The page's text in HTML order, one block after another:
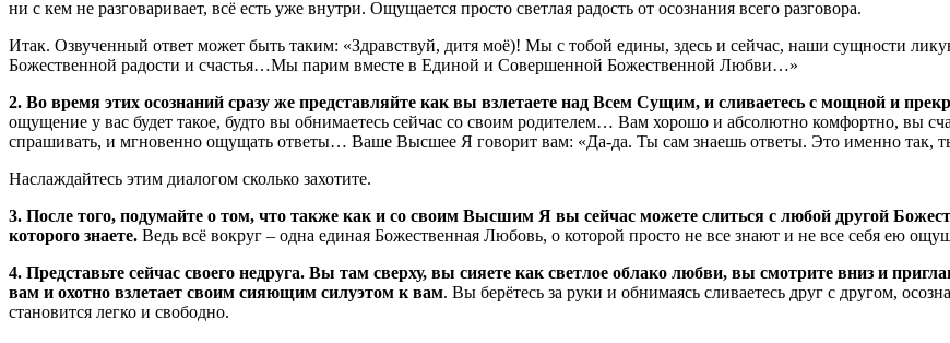
ни с кем не разговаривает, всё есть уже внутри. Ощущается просто светлая радость от осознания всего разговора.
Итак. Озвученный ответ может быть таким: «Здравствуй, дитя моё)! Мы с тобой едины, здесь и сейчас, наши сущности
Божественной радости и счастья…Мы парим вместе в Единой и Совершенной Божественной Любви…»
2. Во время этих осознаний сразу же представляйте как вы взлетаете над Всем Сущим, и сливаетесь с мощной и
ощущение у вас будет такое, будто вы обнимаетесь сейчас со своим родителем… Вам хорошо и абсолютно комфортно, вы
спрашивать, и мгновенно ощущать ответы… Ваше Высшее Я говорит вам: «Да-да. Ты сам знаешь ответы. Это именно так,
Наслаждайтесь этим диалогом сколько захотите.
3. После того, подумайте о том, что также как и со своим Высшим Я вы сейчас можете слиться с любой другой
которого знаете. Ведь всё вокруг – одна единая Божественная Любовь, о которой просто не все знают и не все себя ею
4. Представьте сейчас своего недруга. Вы там сверху, вы сияете как светлое облако любви, вы смотрите вниз и
вам и охотно взлетает своим сияющим силуэтом к вам. Вы берётесь за руки и обнимаясь сливаетесь друг с другом,
становится легко и свободно.